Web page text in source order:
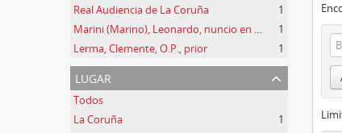
Real Audiencia de La Coruña
1
Marini (Marino), Leonardo, nuncio en España
1
Lerma, Clemente, O.P., prior
1
lugar
Todos
La Coruña
1